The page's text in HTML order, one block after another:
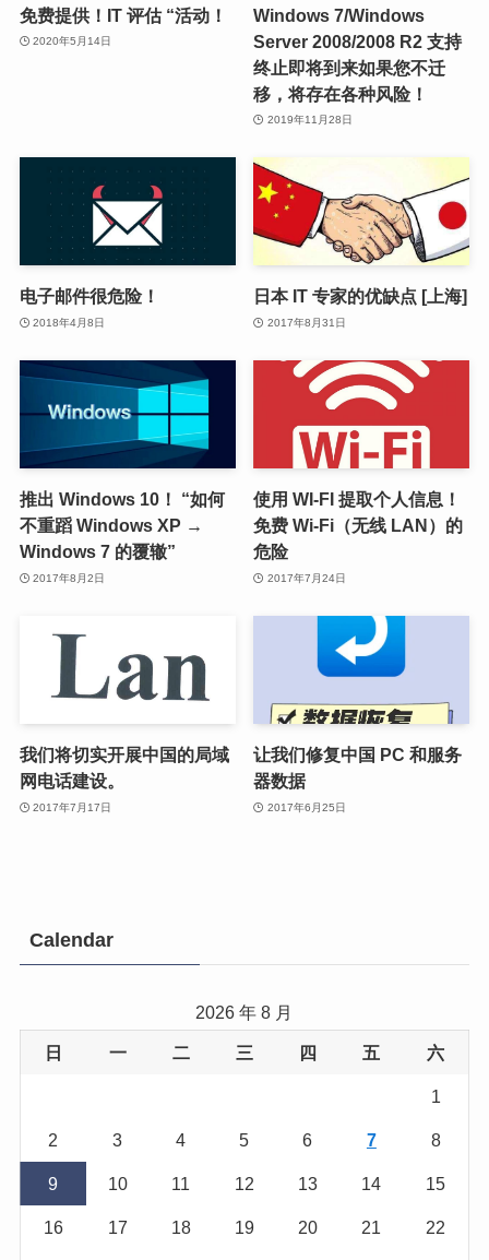
免费提供！IT 评估 “活动！
2020年5月14日
Windows 7/Windows
Server 2008/2008 R2 支持
终止即将到来如果您不迁
移，将存在各种风险！
2019年11月28日
电子邮件很危险！
2018年4月8日
日本 IT 专家的优缺点 [上海]
2017年8月31日
推出 Windows 10！ “如何
不重蹈 Windows XP →
Windows 7 的覆辙”
2017年8月2日
使用 WI-FI 提取个人信息！
免费 Wi-Fi（无线 LAN）的
危险
2017年7月24日
我们将切实开展中国的局域
网电话建设。
2017年7月17日
让我们修复中国 PC 和服务
器数据
2017年6月25日
Calendar
2026 年 8 月
日 一 二 三 四 五 六
1
2 3 4 5 6 7 8
9 10 11 12 13 14 15
16 17 18 19 20 21 22